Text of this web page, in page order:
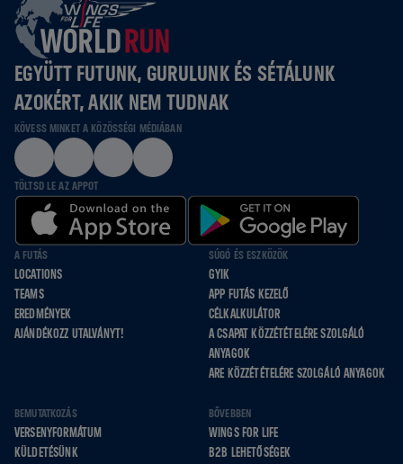
EGYÜTT FUTUNK, GURULUNK ÉS SÉTÁLUNK
AZOKÉRT, AKIK NEM TUDNAK
KÖVESS MINKET A KÖZÖSSÉGI MÉDIÁBAN
TÖLTSD LE AZ APPOT
A FUTÁS
LOCATIONS
TEAMS
EREDMÉNYEK
AJÁNDÉKOZZ UTALVÁNYT!
SÚGÓ ÉS ESZKÖZÖK
GYIK
APP FUTÁS KEZELŐ
CÉLKALKULÁTOR
A CSAPAT KÖZZÉTÉTELÉRE SZOLGÁLÓ
ANYAGOK
ARE KÖZZÉTÉTELÉRE SZOLGÁLÓ ANYAGOK
BEMUTATKOZÁS
VERSENYFORMÁTUM
KÜLDETÉSÜNK
BŐVEBBEN
WINGS FOR LIFE
B2B LEHETŐSÉGEK